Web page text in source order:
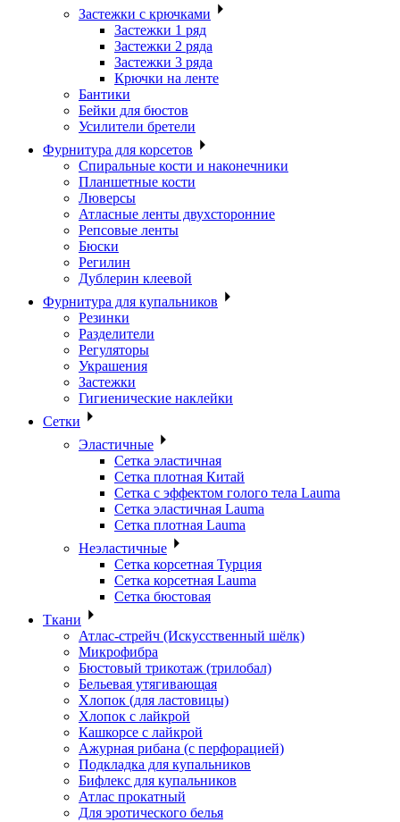
Застежки с крючками
Застежки 1 ряд
Застежки 2 ряда
Застежки 3 ряда
Крючки на ленте
Бантики
Бейки для бюстов
Усилители бретели
Фурнитура для корсетов
Спиральные кости и наконечники
Планшетные кости
Люверсы
Атласные ленты двухсторонние
Репсовые ленты
Бюски
Регилин
Дублерин клеевой
Фурнитура для купальников
Резинки
Разделители
Регуляторы
Украшения
Застежки
Гигиенические наклейки
Сетки
Эластичные
Сетка эластичная
Сетка плотная Китай
Сетка с эффектом голого тела Lauma
Сетка эластичная Lauma
Сетка плотная Lauma
Неэластичные
Сетка корсетная Турция
Сетка корсетная Lauma
Сетка бюстовая
Ткани
Атлас-стрейч (Искусственный шёлк)
Микрофибра
Бюстовый трикотаж (трилобал)
Бельевая утягивающая
Хлопок (для ластовицы)
Хлопок с лайкрой
Кашкорсе с лайкрой
Ажурная рибана (с перфорацией)
Подкладка для купальников
Бифлекс для купальников
Атлас прокатный
Для эротического белья